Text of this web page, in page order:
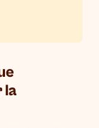
la